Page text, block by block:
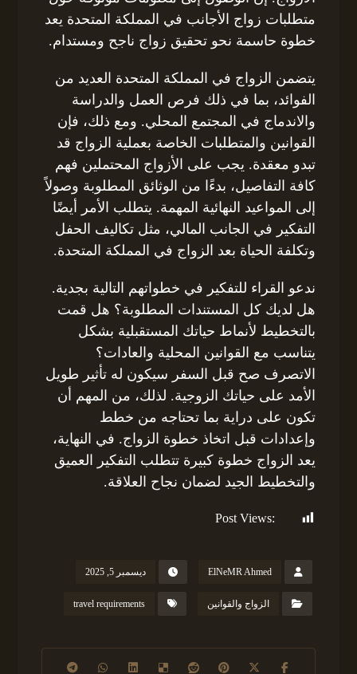
متطلبات زواج الأجانب في المملكة المتحدة يعد
خطوة حاسمة نحو تحقيق زواج ناجح ومستدام.
يتضمن الزواج في المملكة المتحدة العديد من
الفوائد، بما في ذلك فرص العمل والدراسة
والاندماج في المجتمع المحلي. ومع ذلك، فإن
القوانين والمتطلبات الخاصة بعملية الزواج قد
تبدو معقدة. يجب على الأزواج المحتملين فهم
كافة التفاصيل، بدءًا من الوثائق المطلوبة وصولاً
إلى المواعيد النهائية المهمة. يتطلب الأمر أيضًا
التفكير في الجانب المالي، مثل تكاليف الحفل
وتكلفة الحياة بعد الزواج في المملكة المتحدة.
ندعو القراء للتفكير في خطواتهم التالية بجدية.
هل لديك كل المستندات المطلوبة؟ هل قمت
بالتخطيط لأنماط حياتك المستقبلية بشكل
يتناسب مع القوانين المحلية والعادات؟
الاتصرف صح قبل السفر سيكون له تأثير طويل
الأمد على حياتك الزوجية. لذلك، من المهم أن
تكون على دراية بما تحتاجه من خطط
وإعدادات قبل اتخاذ خطوة الزواج. في النهاية،
يعد الزواج خطوة كبيرة تتطلب التفكير العميق
والتخطيط الجيد لضمان نجاح العلاقة.
Post Views:
ElNeMR Ahmed ديسمبر 5, 2025
الزواج والقوانين travel requirements